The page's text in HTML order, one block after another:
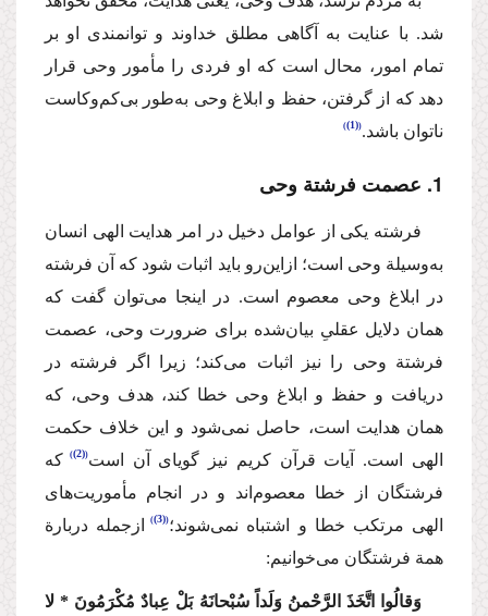
شد. با عنایت به آگاهی مطلق خداوند و توانمندی او بر
تمام امور، محال است كه او فردی را مأمور وحی قرار
‌دهد كه از گرفتن، حفظ و ابلاغ وحی به‌طور بی‌كم‌وكاست
ناتوان باشد. (1)
1. عصمت فرشتة وحی
فرشته یكی از عوامل دخیل در امر هدایت الهی انسان
به‌وسیلة وحی است؛ از‌این‌رو باید اثبات شود كه آن فرشته
در ابلاغ وحی معصوم است. در اینجا می‌توان گفت كه
همان دلایل عقلیِ بیان‌شده برای ضرورت وحی، عصمت
فرشتة وحی را نیز اثبات می‌كند؛ زیرا اگر فرشته در
دریافت و حفظ و ابلاغ وحی خطا كند، هدف وحی، كه
همان هدایت است‌، حاصل نمی‌شود و این خلاف حكمت
الهی است. آیات قرآن كریم نیز گویای آن است (2)
كه
فرشتگان از خطا معصوم‌اند و در انجام مأموریت‌های
الهی مرتكب خطا و اشتباه نمی‌شوند؛ (3)
ازجمله دربارة
همة فرشتگان می‌خوانیم:
وَقالُوا اتَّخَذَ الرَّحْمنُ وَلَداً سُبْحانَهُ بَلْ عِبادٌ مُكْرَمُونَ * لا